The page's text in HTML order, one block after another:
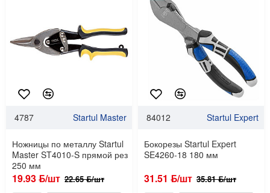
4787 Startul Master
Ножницы по металлу Startul
Master ST4010-S прямой рез
250 мм
19.93 ƃ/шт 22.65 ƃ/шт
84012 Startul Expert
Бокорезы Startul Expert
SE4260-18 180 мм
31.51 ƃ/шт 35.81 ƃ/шт